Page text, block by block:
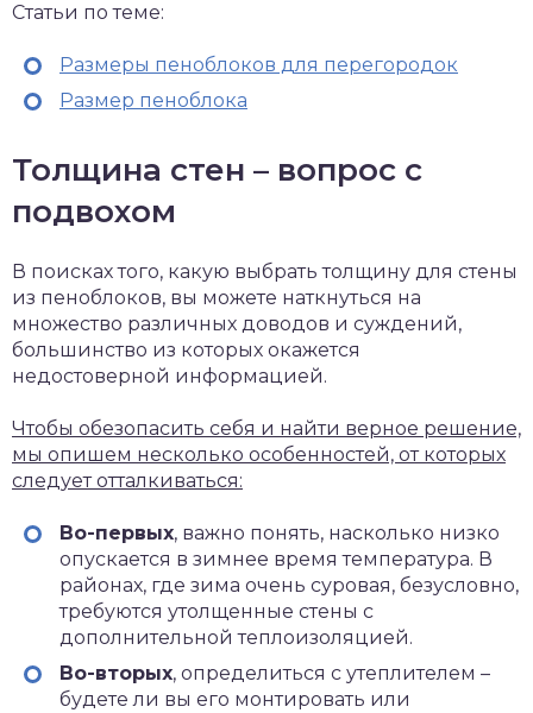
Статьи по теме:
Размеры пеноблоков для перегородок
Размер пеноблока
Толщина стен – вопрос с
подвохом
В поисках того, какую выбрать толщину для стены
из пеноблоков, вы можете наткнуться на
множество различных доводов и суждений,
большинство из которых окажется
недостоверной информацией.
Чтобы обезопасить себя и найти верное решение,
мы опишем несколько особенностей, от которых
следует отталкиваться:
Во-первых, важно понять, насколько низко
опускается в зимнее время температура. В
районах, где зима очень суровая, безусловно,
требуются утолщенные стены с
дополнительной теплоизоляцией.
Во-вторых, определиться с утеплителем –
будете ли вы его монтировать или